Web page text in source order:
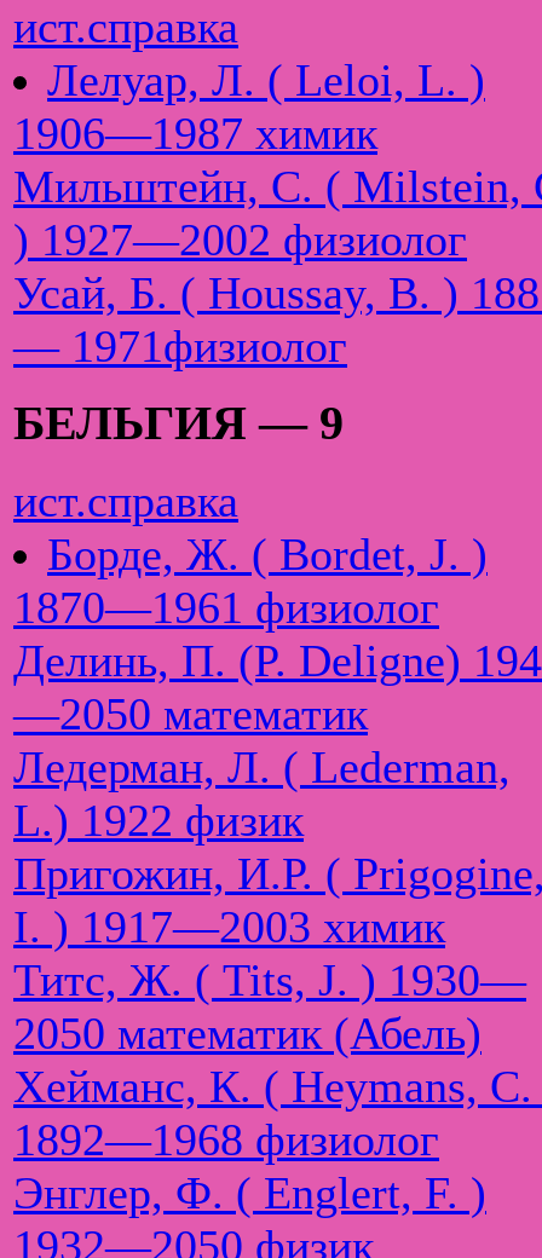
ист.справка
Лелуар, Л. ( Leloi, L. )
1906—1987 химик
Мильштейн, С. ( Milstein,
) 1927—2002 физиолог
Усай, Б. ( Houssay, B. )
— 1971физиолог
БЕЛЬГИЯ — 9
ист.справка
Борде, Ж. ( Bordet, J. )
1870—1961 физиолог
Делинь, П. (P. Deligne)
—2050 математик
Ледерман, Л. ( Lederman,
L.) 1922 физик
Пригожин, И.Р. (
I. ) 1917—2003 химик
Титс, Ж. ( Tits, J. ) 1930—
2050 математик (Абель)
Хейманс, К. ( Heymans,
1892—1968 физиолог
Энглер, Ф. ( Englert, F. )
1932—2050 физик